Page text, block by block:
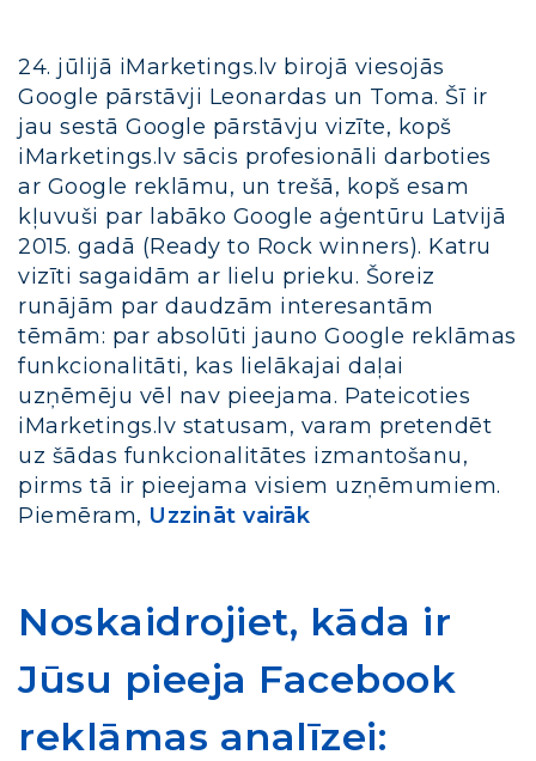
24. jūlijā iMarketings.lv birojā viesojās
Google pārstāvji Leonardas un Toma. Šī ir
jau sestā Google pārstāvju vizīte, kopš
iMarketings.lv sācis profesionāli darboties
ar Google reklāmu, un trešā, kopš esam
kļuvuši par labāko Google aģentūru Latvijā
2015. gadā (Ready to Rock winners). Katru
vizīti sagaidām ar lielu prieku. Šoreiz
runājām par daudzām interesantām
tēmām: par absolūti jauno Google reklāmas
funkcionalitāti, kas lielākajai daļai
uzņēmēju vēl nav pieejama. Pateicoties
iMarketings.lv statusam, varam pretendēt
uz šādas funkcionalitātes izmantošanu,
pirms tā ir pieejama visiem uzņēmumiem.
Piemēram, Uzzināt vairāk
Noskaidrojiet, kāda ir
Jūsu pieeja Facebook
reklāmas analīzei: